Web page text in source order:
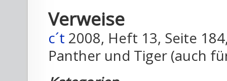
Verweise
c´t 2008, Heft 13, Seite
Panther und Tiger (auch